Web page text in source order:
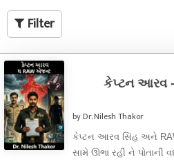
Filter
કેપ્ટન આરવ
by Dr. Nilesh Thakor
કેપ્ટન આરવ સિંહ અને
સામે ઊભા રહી ને પોતાની